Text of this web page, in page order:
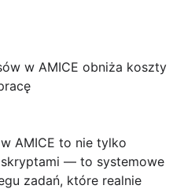
w AMICE obniża koszty
AMICE to nie tylko
— to systemowe
zadań, które realnie